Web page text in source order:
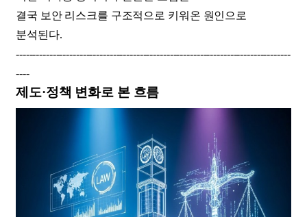
결국 보안 리스크를 구조적으로 키워온 원인으로
분석된다.
----------------------------------------------------------------------------------
----
제도·정책 변화로 본 흐름